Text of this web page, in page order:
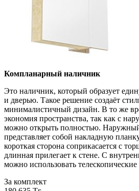
Компланарный наличник
Это наличник, который образует
и дверью. Такое решение создаёт
минималистичный дизайн. В то же
экономия пространства, так как с
можно открыть полностью.
представляет собой накладную
короткая сторона соприкасается с
длинная прилегает к стене. С
можно использовать
За комплект